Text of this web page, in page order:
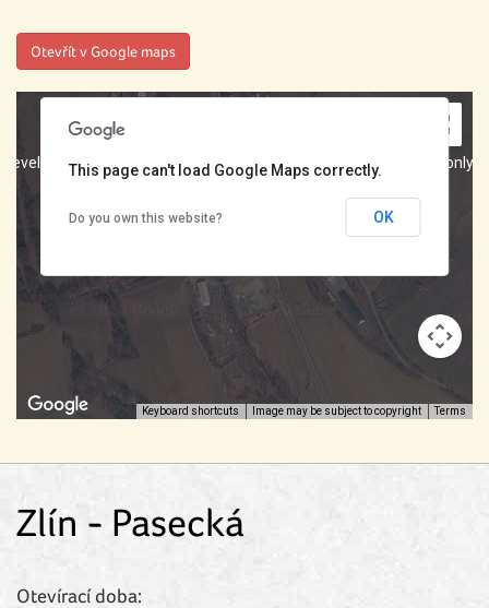
Otevřít v Google maps
For development purposes only
development purposes only
Keyboard shortcuts Image may be subject to copyright Terms
This page can't load Google Maps correctly.
Do you own this website? OK
Zlín - Pasecká
Otevírací doba: